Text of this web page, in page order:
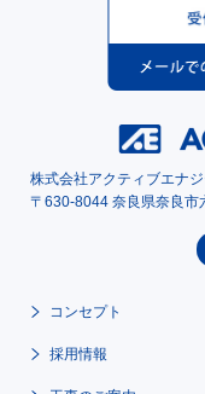
株式会社アクティブエナ
〒630-8044 奈良県奈良市
コンセプト
採用情報